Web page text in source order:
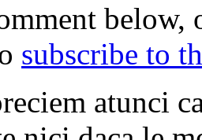
below,
subscribe to
atunci